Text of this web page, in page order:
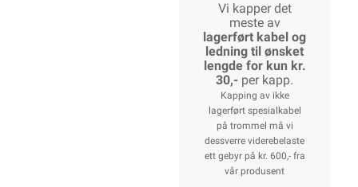
Vi kapper det
meste av
lagerført kabel og
ledning til ønsket
lengde for kun kr.
30,- per kapp.
Kapping av ikke
lagerført spesialkabel
på trommel må vi
dessverre viderebelaste
ett gebyr på kr. 600,- fra
vår produsent